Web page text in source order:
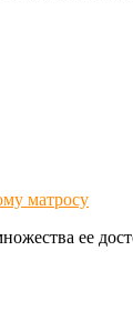
матросу
ее